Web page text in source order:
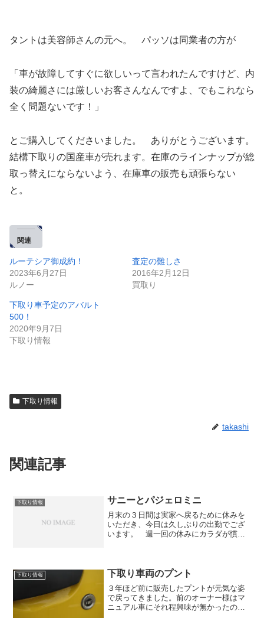
タントは美容師さんの元へ。 パッソは同業者の方が
「車が故障してすぐに欲しいって言われたんですけど、内
装の綺麗さには厳しいお客さんなんですよ、でもこれなら
全く問題ないです！」
とご購入してくださいました。 ありがとうございます。
結構下取りの国産車が売れます。在庫のラインナップが総
取っ替えにならないよう、在庫車の販売も頑張らない
と。
関連
ルーテシア御成約！
2023年6月27日
ルノー
査定の難しさ
2016年2月12日
買取り
下取り車予定のアバルト
500！
2020年9月7日
下取り情報
下取り情報
takashi
関連記事
下取り情報 サニーとパジェロミニ
月末の３日間は実家へ戻るために休みを
いただき、今日は久しぶりの出勤でござ
います。 週一回の休みにカラダが慣れ
たのでいつもより疲れが溜ま...
下取り情報 下取り車両のプント
３年ほど前に販売したプントが元気な姿
で戻ってきました。前のオーナー様はマ
ニュアル車にそれ程興味が無かったので